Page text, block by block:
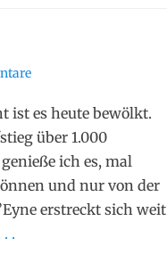
ist es heute bewölkt.
über 1.000
ich es, mal
und nur von der
erstreckt sich weit
. .